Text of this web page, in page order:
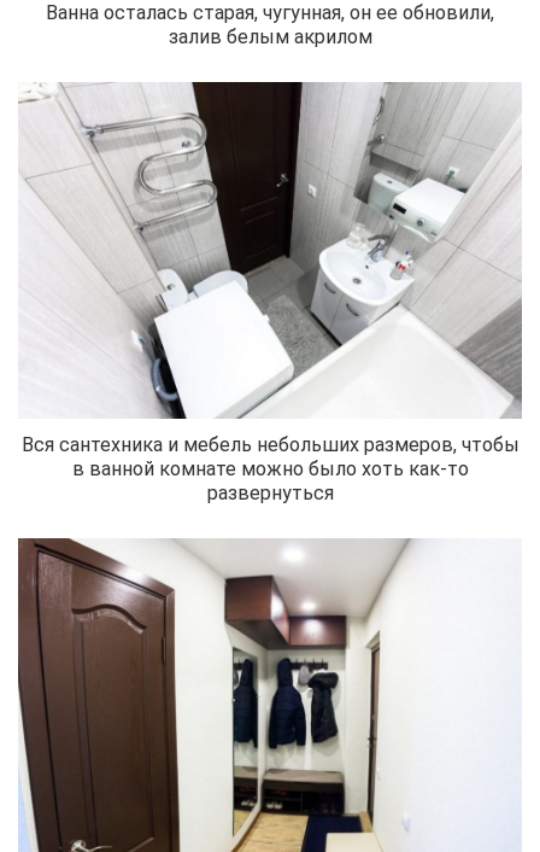
Ванна осталась старая, чугунная, он ее обновили,
залив белым акрилом
Вся сантехника и мебель небольших размеров, чтобы
в ванной комнате можно было хоть как-то
развернуться